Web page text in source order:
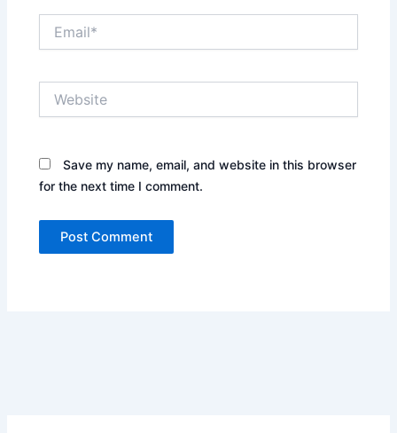
Save my name, email, and website in this browser
for the next time I comment.